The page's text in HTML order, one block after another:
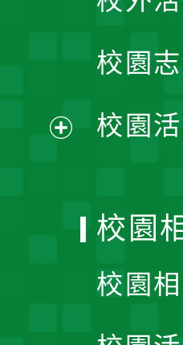
單
校園
校園
校園
校園